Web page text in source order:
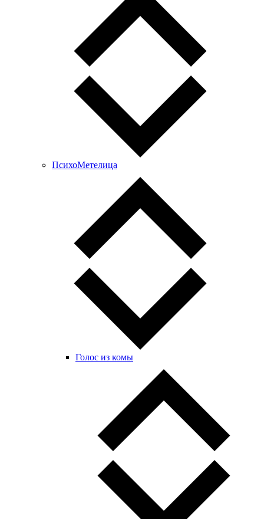
ПсихоМетелица
Голос из комы